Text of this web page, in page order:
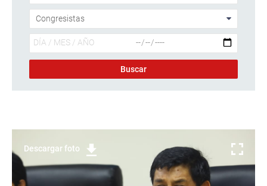
Descargar foto